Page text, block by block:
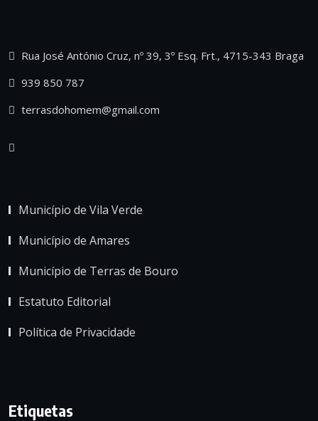
Rua José António Cruz, nº 39, 3º Esq. Frt., 4715-343 Braga
939 850 787
terrasdohomem@gmail.com
Município de Vila Verde
Município de Amares
Município de Terras de Bouro
Estatuto Editorial
Política de Privacidade
Etiquetas